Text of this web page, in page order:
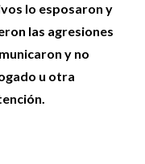
lo esposaron y
las agresiones
y no
u otra